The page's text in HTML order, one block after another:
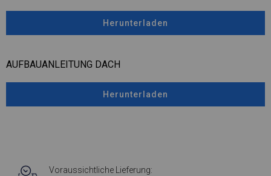
Herunterladen
AUFBAUANLEITUNG DACH
Herunterladen
Voraussichtliche Lieferung: